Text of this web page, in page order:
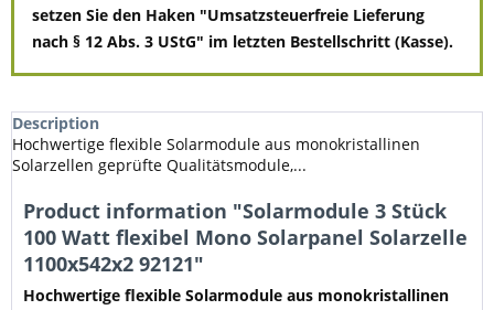
setzen Sie den Haken "Umsatzsteuerfreie Lieferung
nach § 12 Abs. 3 UStG" im letzten Bestellschritt (Kasse).
Description
Hochwertige flexible Solarmodule aus monokristallinen
Solarzellen geprüfte Qualitätsmodule,...
Product information "Solarmodule 3 Stück
100 Watt flexibel Mono Solarpanel Solarzelle
1100x542x2 92121"
Hochwertige flexible Solarmodule aus monokristallinen